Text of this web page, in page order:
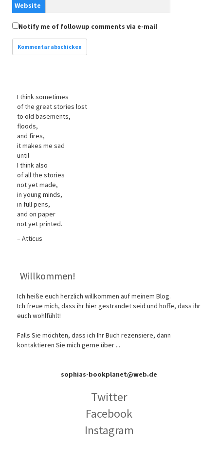
Website
Notify me of followup comments via e-mail
I think sometimes
of the great stories lost
to old basements,
floods,
and fires,
it makes me sad
until
I think also
of all the stories
not yet made,
in young minds,
in full pens,
and on paper
not yet printed.
– Atticus
Willkommen!
Ich heiße euch herzlich willkommen auf meinem Blog.
Ich freue mich, dass ihr hier gestrandet seid und hoffe, dass ihr
euch wohlfühlt!
Falls Sie möchten, dass ich Ihr Buch rezensiere, dann
kontaktieren Sie mich gerne über ...
sophias-bookplanet@web.de
Twitter
Facebook
Instagram